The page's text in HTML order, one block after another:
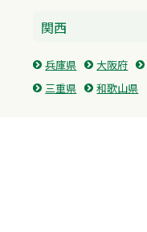
関西
兵庫県 大阪府
三重県
和歌山県